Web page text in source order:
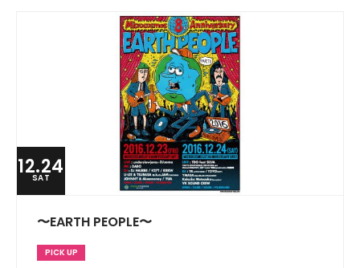
12.24
SAT
〜EARTH PEOPLE〜
PICK UP